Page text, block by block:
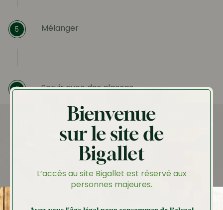
Bienvenue
sur le site de
Bigallet
L’accès au site Bigallet est réservé aux
personnes majeures.
5 Mélanger
6 Servir avec des glaçons.
Idées recettes
A tester aussi